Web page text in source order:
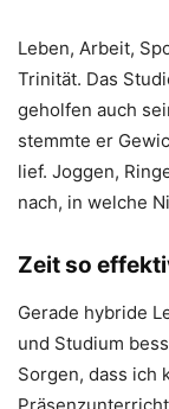
Leben, Arbeit,
Trinität. Das
geholfen auch
stemmte er
lief. Joggen,
nach, in welche
Zeit so
Gerade hybride
und Studium
Sorgen, dass ich